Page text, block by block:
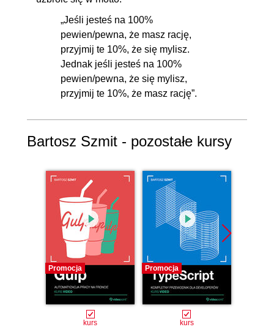
„Jeśli jesteś na 100%
pewien/pewna, że masz rację,
przyjmij te 10%, że się mylisz.
Jednak jeśli jesteś na 100%
pewien/pewna, że się mylisz,
przyjmij te 10%, że masz rację”.
Bartosz Szmit - pozostałe kursy
Promocja
kurs
Promocja
kurs